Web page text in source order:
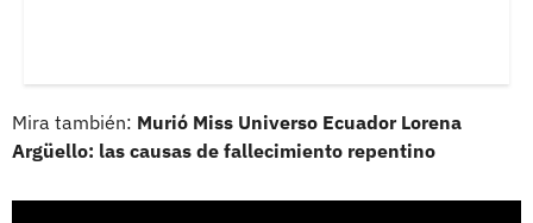
Mira también: Murió Miss Universo Ecuador Lorena
Argüello: las causas de fallecimiento repentino